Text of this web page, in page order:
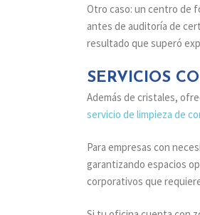
Otro caso: un centro de
antes de auditoría de
resultado que superó
SERVICIOS
Además de cristales,
servicio de limpieza de
Para empresas con
garantizando espacios
corporativos que